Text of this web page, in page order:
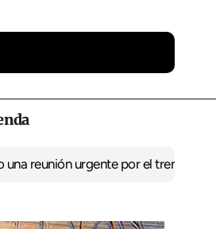
urgente por el tren El BNG exige la